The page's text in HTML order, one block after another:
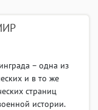
– одна из
и в то же
страниц
истории.